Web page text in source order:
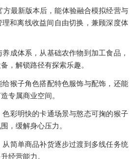
方最新版本后，能体验融合模拟经营与
和离线收益间自由切换，兼顾深度体
成体系，从基础农作物到加工食品，
，解锁路径有探索乐趣。
猴子角色搭配特色服饰与配饰，还能
专属商业空间。
彩明快的卡通场景与憨态可掬的猴子
，缓解身心压力。
简单商品补货逐步过渡到多线任务统
经营能力。